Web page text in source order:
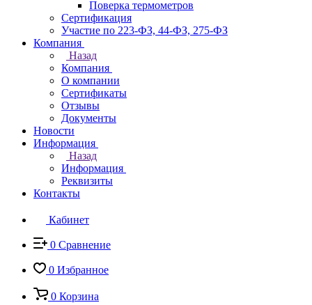
Поверка термометров
Сертификация
Участие по 223-ФЗ, 44-ФЗ, 275-ФЗ
Компания
Назад
Компания
О компании
Сертификаты
Отзывы
Документы
Новости
Информация
Назад
Информация
Реквизиты
Контакты
Кабинет
0 Сравнение
0 Избранное
0 Корзина